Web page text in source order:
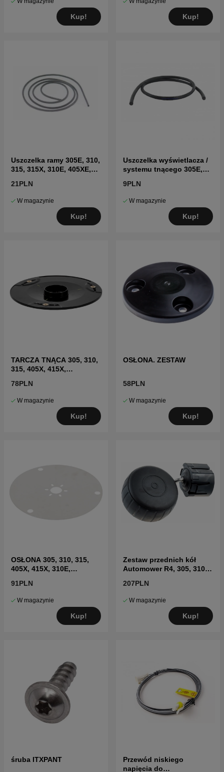
Kup! Kup!
Uszczelka ramy 305E, 310,
315, 315X, 310E, 405XE,
21PLN
W magazynie
Kup!
Uszczelka wyświetlacza /
systemu tnącego 305E,
450X czarna
9PLN
W magazynie
Kup!
TARCZA TNĄCA 305, 310,
315, 405X, 415X,
78PLN
W magazynie
Kup!
OSŁONA. ZESTAW
58PLN
W magazynie
Kup!
OSŁONA 305, 310, 315,
405X, 415X, 310E,
91PLN
W magazynie
Kup!
Zestaw przednich kół
Automower R4, 305, 310
415X
207PLN
W magazynie
Kup!
śruba ITXPANT
Przewód niskiego
napięcia do